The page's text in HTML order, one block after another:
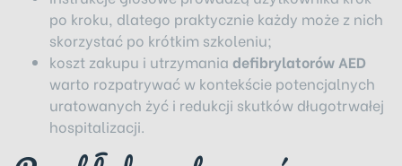
po kroku, dlatego praktycznie każdy może z nich
skorzystać po krótkim szkoleniu;
koszt zakupu i utrzymania defibrylatorów AED
warto rozpatrywać w kontekście potencjalnych
uratowanych żyć i redukcji skutków długotrwałej
hospitalizacji.